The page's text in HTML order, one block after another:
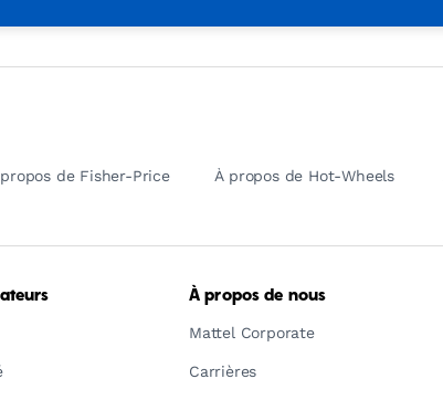
propos de Fisher-Price À propos de Hot-Wheels
À propos de nous
Mattel Corporate
Carrières